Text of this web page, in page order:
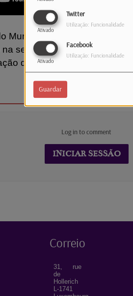
Twitter
Ativado
Utilização: Funcionalidade
Facebook
Ativado
Utilização: Funcionalidade
Guardar
Mundial de futebol. Cristiano
seleção. Já para Roberto
das quinas.
Log in to comment
INICIAR SESSÃO
Correio
31, rue
de
Hollerich
L-1741